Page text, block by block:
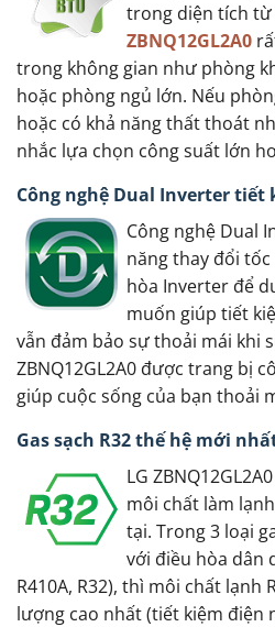
trong diện tích từ
ZBNQ12GL2A0
trong không gian như phòng
hoặc phòng ngủ lớn. Nếu
hoặc có khả năng thất thoát
nhắc lựa chọn công suất lớn
Công nghệ Dual Inverter tiết
Công nghệ Dual
năng thay đổi
hòa Inverter để
muốn giúp tiết
vẫn đảm bảo sự thoải mái khi
ZBNQ12GL2A0 được trang bị
giúp cuộc sống của bạn thoải
Gas sạch R32 thế hệ mới
LG
môi chất làm
tại. Trong 3 loại
với điều hòa dân
R410A, R32), thì môi chất lạnh
lượng cao nhất (tiết kiệm điện